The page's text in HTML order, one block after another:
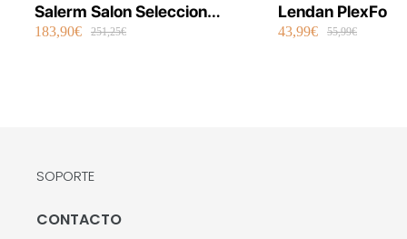
Salerm Salon Seleccion
Plancha Infrarrojos Therapy
183,90€ 251,25€
Lendan
Repair Shot
43,99€ 55,99€
SOPORTE
CONTACTO